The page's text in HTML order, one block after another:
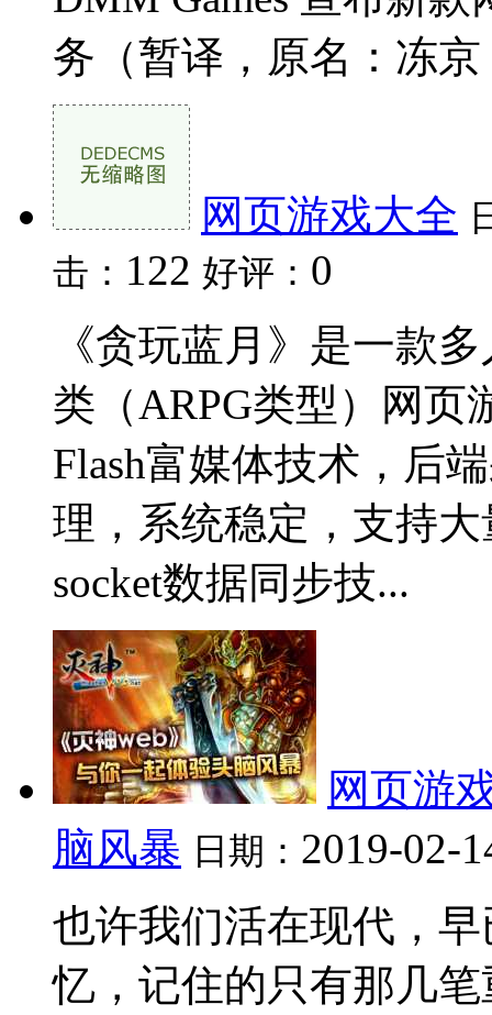
务（暂译，原名：冻京
网页游戏大全
击： 122 好评： 0
《贪玩蓝月》是一款
类（ARPG类型）网页
Flash富媒体技术，后
理，系统稳定，支持
socket数据同步技...
网页游
脑风暴 日期： 2019-02-
也许我们活在现代，
忆，记住的只有那几